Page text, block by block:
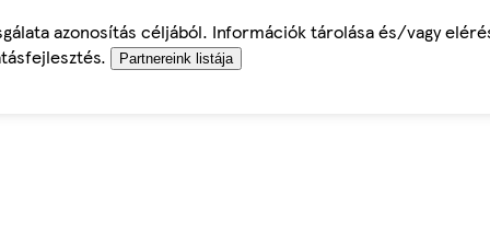
azonosítás céljából. Információk tárolása és/vagy
Partnereink listája